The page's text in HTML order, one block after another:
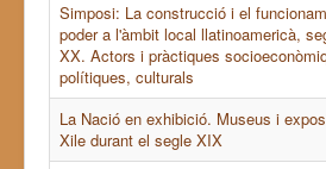
Simposi: La construcció i el
poder a l'àmbit local llatinoamericà,
XX. Actors i pràctiques
polítiques, culturals
La Nació en exhibició. Museus i
Xile durant el segle XIX